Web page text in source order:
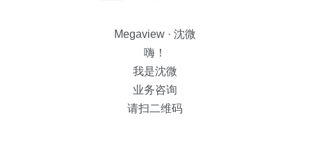
Megaview · 沈微
嗨！
我是沈微
业务咨询
请扫二维码